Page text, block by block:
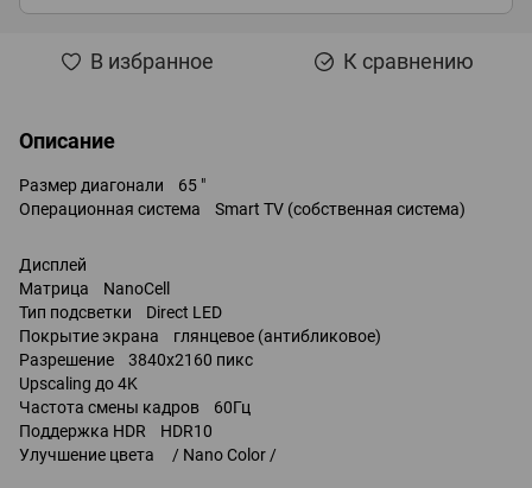
В избранное К сравнению
Описание
Размер диагонали 65 "
Операционная система Smart TV (собственная система)
Дисплей
Матрица NanoCell
Тип подсветки Direct LED
Покрытие экрана глянцевое (антибликовое)
Разрешение 3840x2160 пикс
Upscaling до 4K
Частота смены кадров 60Гц
Поддержка HDR HDR10
Улучшение цвета / Nano Color /